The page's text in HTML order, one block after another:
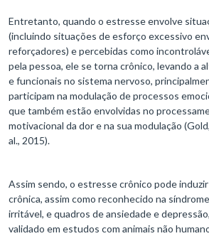
Entretanto, quando o estresse envolve
(incluindo situações de esforço excessivo
reforçadores) e percebidas como
pela pessoa, ele se torna crônico, levando a
e funcionais no sistema nervoso,
participam na modulação de processos
que também estão envolvidas no
motivacional da dor e na sua modulação
al., 2015).
Assim sendo, o estresse crônico pode
crônica, assim como reconhecido na
irritável, e quadros de ansiedade e
validado em estudos com animais não